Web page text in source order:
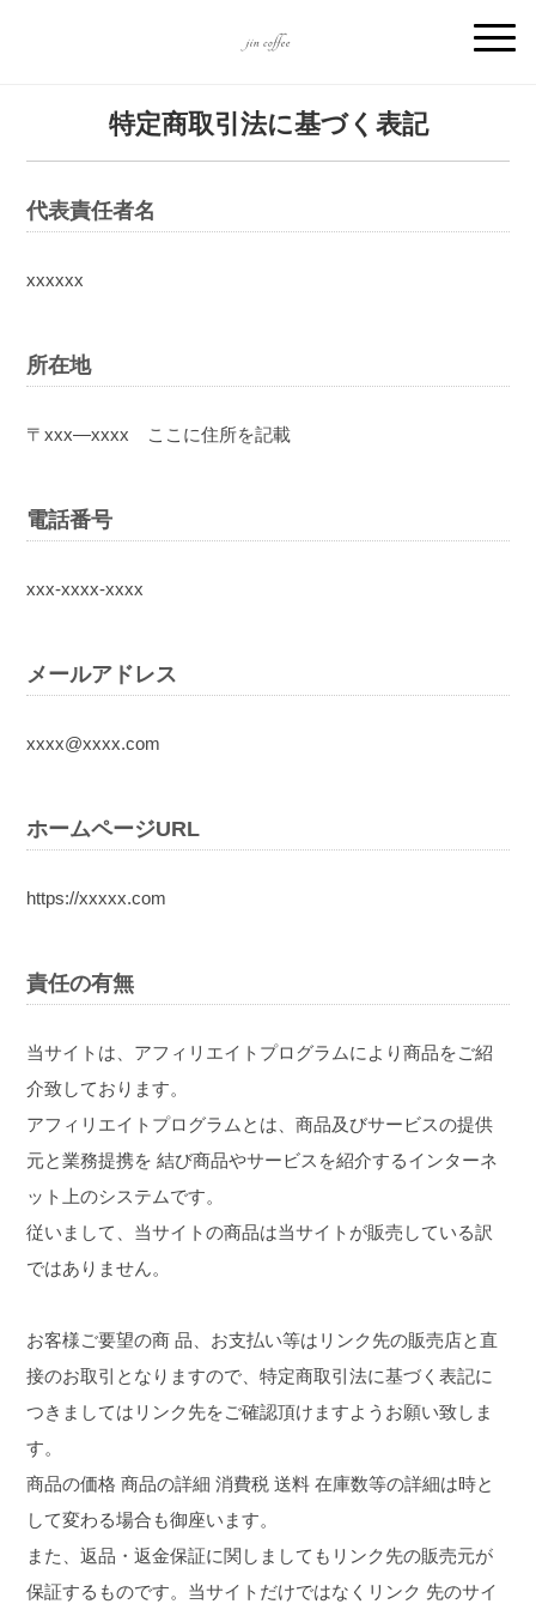
特定商取引法に基づく表記
代表責任者名
xxxxxx
所在地
〒xxx―xxxx ここに住所を記載
電話番号
xxx-xxxx-xxxx
メールアドレス
xxxx@xxxx.com
ホームページURL
https://xxxxx.com
責任の有無
当サイトは、アフィリエイトプログラムにより商品をご紹
介致しております。
アフィリエイトプログラムとは、商品及びサービスの提供
元と業務提携を 結び商品やサービスを紹介するインターネ
ット上のシステムです。
従いまして、当サイトの商品は当サイトが販売している訳
ではありません。
お客様ご要望の商 品、お支払い等はリンク先の販売店と直
接のお取引となりますので、特定商取引法に基づく表記に
つきましてはリンク先をご確認頂けますようお願い致しま
す。
商品の価格 商品の詳細 消費税 送料 在庫数等の詳細は時と
して変わる場合も御座います。
また、返品・返金保証に関しましてもリンク先の販売元が
保証するものです。当サイトだけではなくリンク 先のサイ